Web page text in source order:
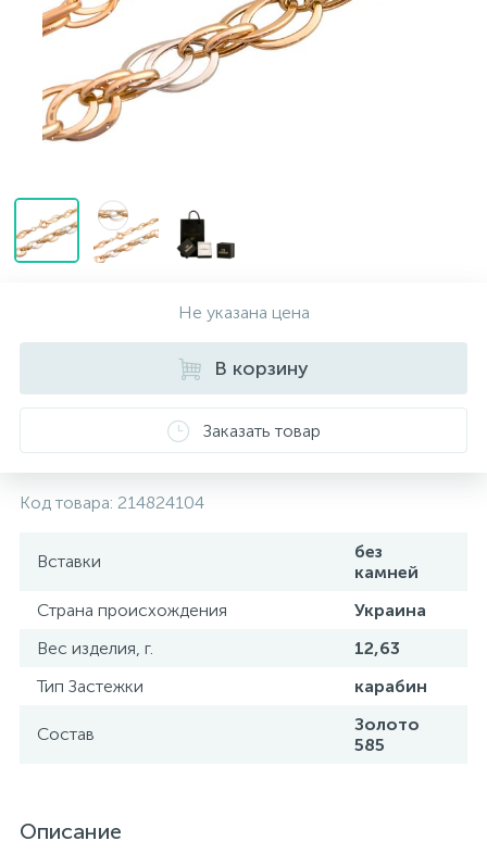
Не указана цена
В корзину
Заказать товар
Код товара: 214824104
Вставки
без
камней
Страна происхождения
Украина
Вес изделия, г.
12,63
Тип Застежки
карабин
Состав
Золото
585
Описание
Контакты
О нас
Серебряные колье
Серебряные цепочки
Серебряные сувениры